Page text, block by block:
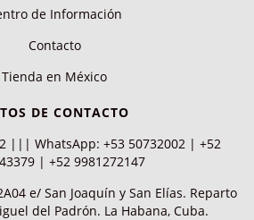
de Información
Contacto
Tienda en México
DE CONTACTO
||| WhatsApp: +53 50732002 | +52
| +52 9981272147
e/ San Joaquín y San Elías. Reparto
del Padrón. La Habana, Cuba.